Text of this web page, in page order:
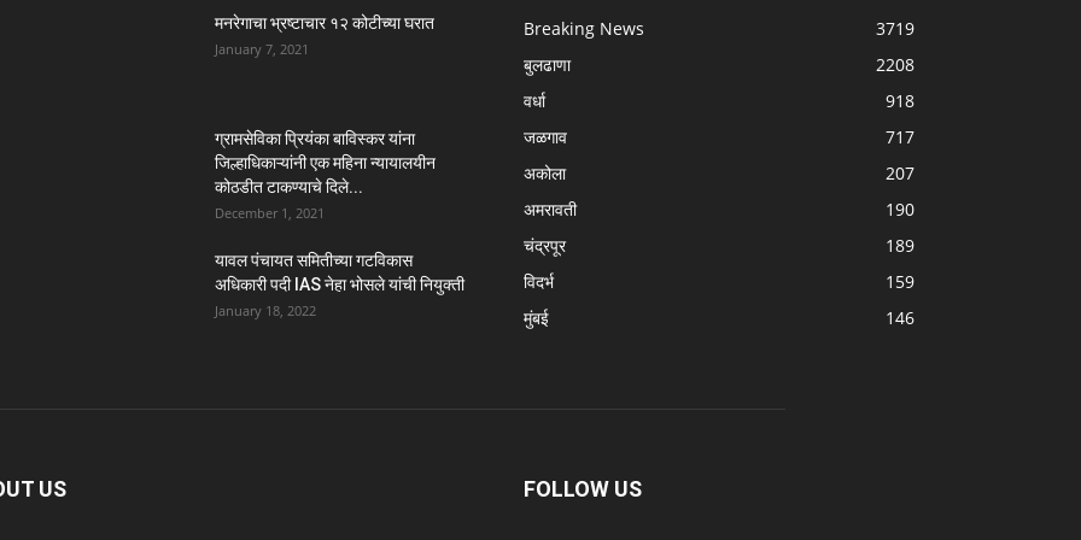
मनरेगाचा भ्रष्टाचार १२ कोटीच्या घरात
January 7, 2021
ग्रामसेविका प्रियंका बाविस्कर यांना
जिल्हाधिकाऱ्यांनी एक महिना न्यायालयीन
कोठडीत टाकण्याचे दिले...
December 1, 2021
यावल पंचायत समितीच्या गटविकास
अधिकारी पदी IAS नेहा भोसले यांची नियुक्ती
January 18, 2022
Breaking News
3719
बुलढाणा
2208
वर्धा
918
जळगाव
717
अकोला
207
अमरावती
190
चंद्रपूर
189
विदर्भ
159
मुंबई
146
US FOLLOW US